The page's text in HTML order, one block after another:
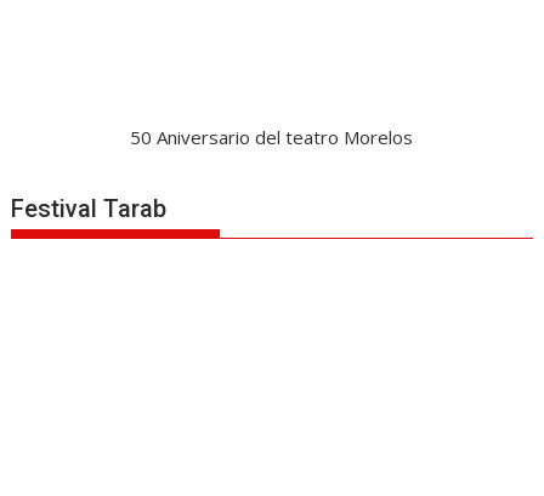
50 Aniversario del teatro Morelos
Festival Tarab